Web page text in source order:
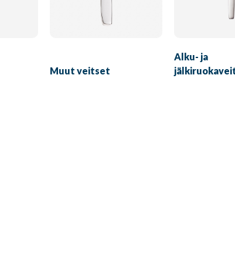
Muut veitset
Alku- ja